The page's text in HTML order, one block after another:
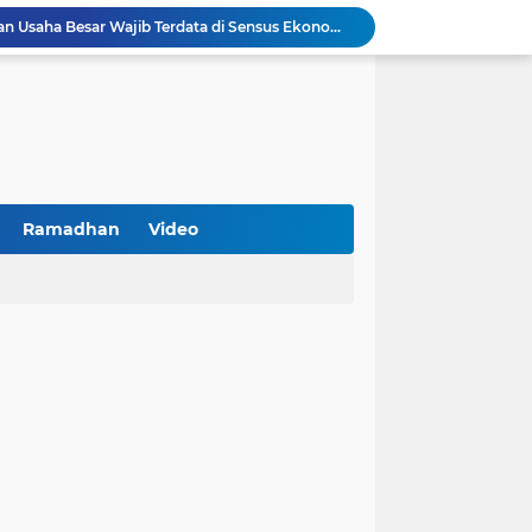
Turnamen PKDI Cup II 2026 Berhadiah Total Rp 500 Juta Dibuka di Jombang, Ketua PKDI Jatim Syaifullah Mahdi: Ajang Silaturrahmi dan Media Komunikasi Antar-Kades untuk Memajukan Desa
Kemerdekaan
Kawal Perencanaan Pembangunan Tepat Sasaran, Polsek Tlanakan Hadiri Musrenbangdes Desa Bandaran
Ramadhan Video